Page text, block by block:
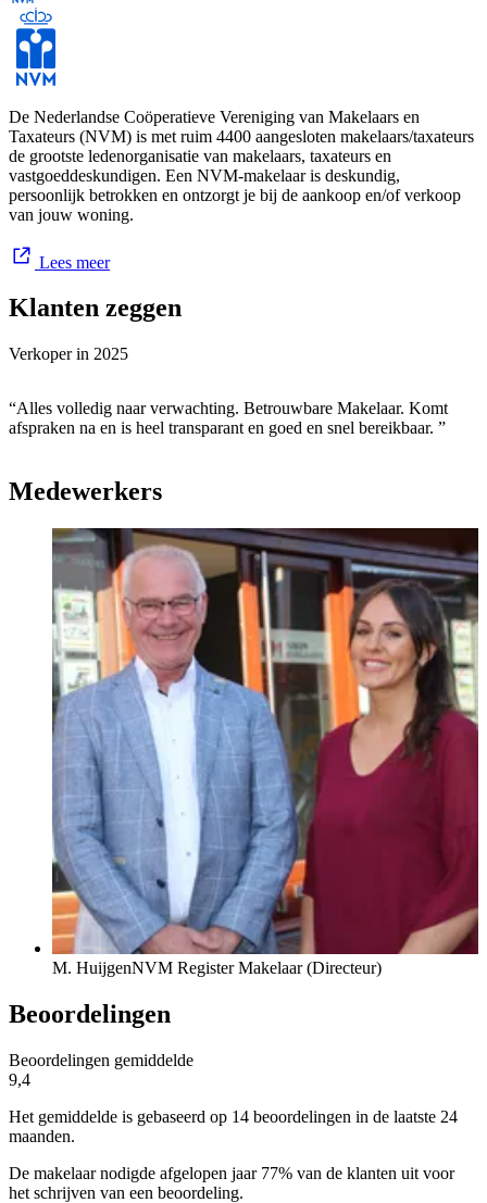
Huijgen Makelaardij B.V.
Marien Huijgen Register-Makelaar Taxateur
NVM Makelaar.
De Nederlandse Coöperatieve Vereniging van Makelaars en
Taxateurs (NVM) is met ruim 4400 aangesloten makelaars/taxateurs
de grootste ledenorganisatie van makelaars, taxateurs en
vastgoeddeskundigen. Een NVM-makelaar is deskundig,
persoonlijk betrokken en ontzorgt je bij de aankoop en/of verkoop
van jouw woning.
Lees meer
Klanten zeggen
Verkoper in 2025
“Alles volledig naar verwachting. Betrouwbare Makelaar. Komt
afspraken na en is heel transparant en goed en snel bereikbaar. ”
Medewerkers
M. HuijgenNVM Register Makelaar (Directeur)
Beoordelingen
Beoordelingen gemiddelde
9,4
Het gemiddelde is gebaseerd op 14 beoordelingen in de laatste 24
maanden.
De makelaar nodigde afgelopen jaar 77% van de klanten uit voor
het schrijven van een beoordeling.